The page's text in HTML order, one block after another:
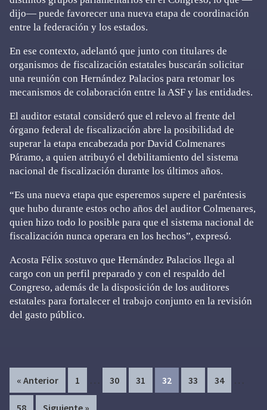
dijo— puede favorecer una nueva etapa de coordinación
entre la federación y los estados.
En ese contexto, adelantó que junto con titulares de
organismos de fiscalización estatales buscarán solicitar
una reunión con Hernández Palacios para retomar los
mecanismos de colaboración entre la ASF y las entidades.
El auditor estatal consideró que el relevo al frente del
órgano federal de fiscalización abre la posibilidad de
superar la etapa encabezada por David Colmenares
Páramo, a quien atribuyó el debilitamiento del sistema
nacional de fiscalización durante los últimos años.
“Es una nueva etapa que esperemos supere el paréntesis
que hubo durante estos ocho años del auditor Colmenares,
quien hizo todo lo posible para que el sistema nacional de
fiscalización nunca operara en los hechos”, expresó.
Acosta Félix sostuvo que Hernández Palacios llega al
cargo con un perfil preparado y con el respaldo del
Congreso, además de la disposición de los auditores
estatales para fortalecer el trabajo conjunto en la revisión
del gasto público.
« Anterior Page
1
Interim
pages
… Page
30 Page
31 Page
32 Page
33 Page
34 …
Page
58 Siguiente »